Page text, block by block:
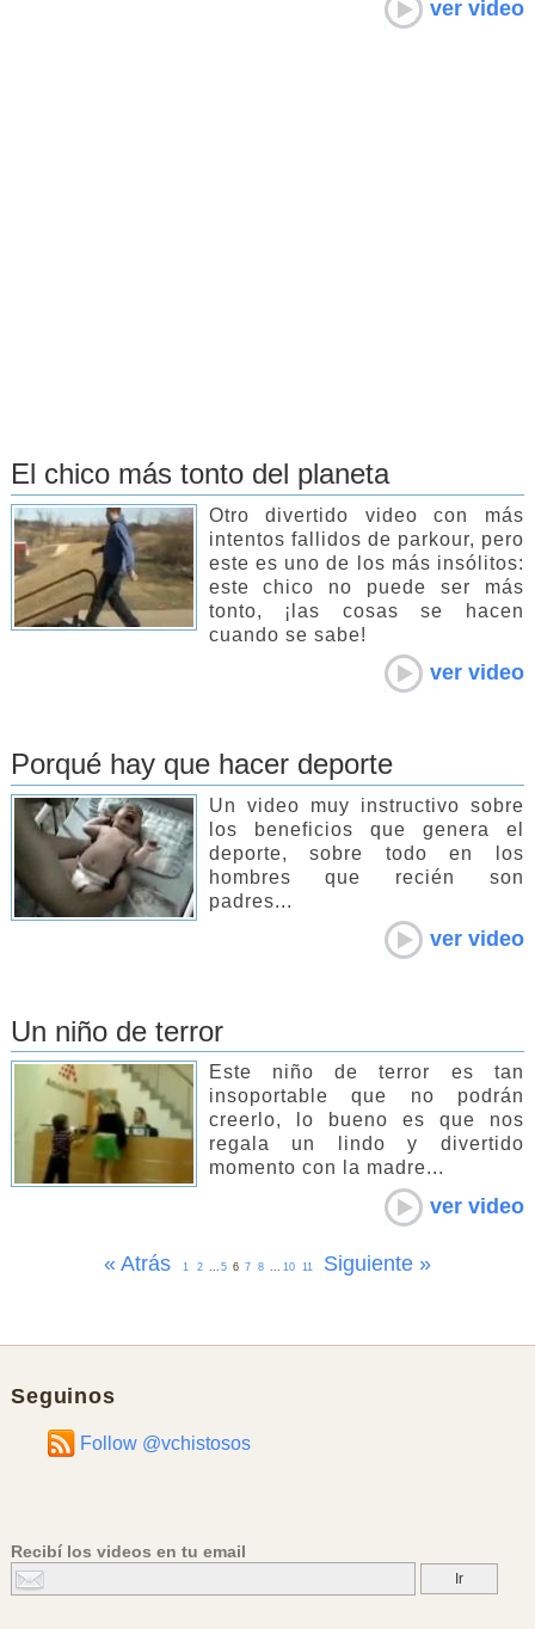
ver video
El chico más tonto del planeta
Otro divertido video con más
intentos fallidos de parkour, pero
este es uno de los más insólitos:
este chico no puede ser más
tonto, ¡las cosas se hacen
cuando se sabe!
ver video
Porqué hay que hacer deporte
Un video muy instructivo sobre
los beneficios que genera el
deporte, sobre todo en los
hombres que recién son
padres...
ver video
Un niño de terror
Este niño de terror es tan
insoportable que no podrán
creerlo, lo bueno es que nos
regala un lindo y divertido
momento con la madre...
ver video
« Atrás 1 2 5 6 7 8 10 11 Siguiente »
Seguinos
Follow @vchistosos
Recibí los videos en tu email